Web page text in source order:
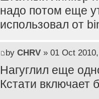
надо потом еще
использовал от
by CHRV» 01 Oct
Нагуглил еще
Кстати включает